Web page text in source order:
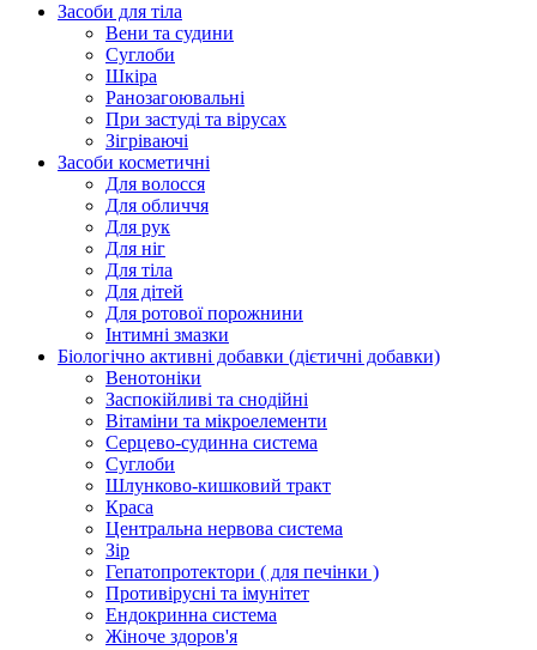
Засоби для тіла
Вени та судини
Суглоби
Шкіра
Ранозагоювальні
При застуді та вірусах
Зігріваючі
Засоби косметичні
Для волосся
Для обличчя
Для рук
Для ніг
Для тіла
Для дітей
Для ротової порожнини
Інтимні змазки
Біологічно активні добавки (дієтичні добавки)
Венотоніки
Заспокійливі та снодійні
Вітаміни та мікроелементи
Серцево-судинна система
Суглоби
Шлунково-кишковий тракт
Краса
Центральна нервова система
Зір
Гепатопротектори ( для печінки )
Противірусні та імунітет
Ендокринна система
Жіноче здоров'я